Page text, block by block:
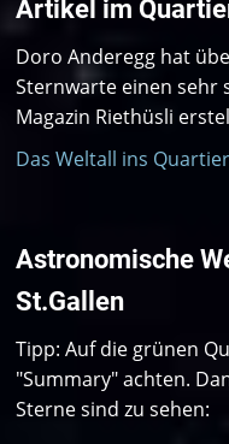
Artikel im
Doro Anderegg hat
Sternwarte einen sehr
Magazin Riethüsli
Das Weltall ins
Astronomische
St.Gallen
Tipp: Auf die grünen
"Summary" achten.
Sterne sind zu sehen: